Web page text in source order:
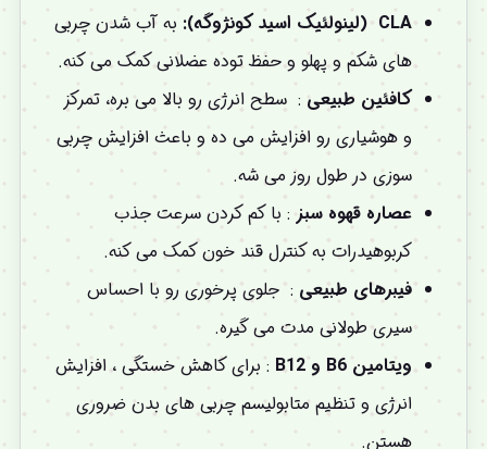
CLA (لینولئیک اسید کونژوگه): به آب شدن چربی
‌های شکم و پهلو و حفظ توده عضلانی کمک می ‌کنه.
کافئین طبیعی : سطح انرژی رو بالا می ‌بره، تمرکز
و هوشیاری رو افزایش می‌ ده و باعث افزایش چربی
‌سوزی در طول روز می ‌شه.
عصاره قهوه سبز : با کم کردن سرعت جذب
کربوهیدرات به کنترل قند خون کمک می ‌کنه.
فیبرهای طبیعی : جلوی پرخوری رو با احساس
سیری طولانی مدت می ‌گیره.
ویتامین
و
: برای کاهش خستگی ، افزایش
انرژی و تنظیم متابولیسم چربی ‌های بدن ضروری
هستن.